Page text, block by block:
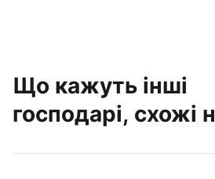
Що кажуть інші
господарі, схожі